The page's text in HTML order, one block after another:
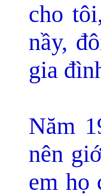
cho
nầy,
gia
Năm
nên
em họ